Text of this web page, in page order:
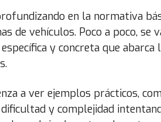
en la normativa
de vehículos. Poco a poco,
y concreta que
a ver ejemplos prácticos,
y complejidad